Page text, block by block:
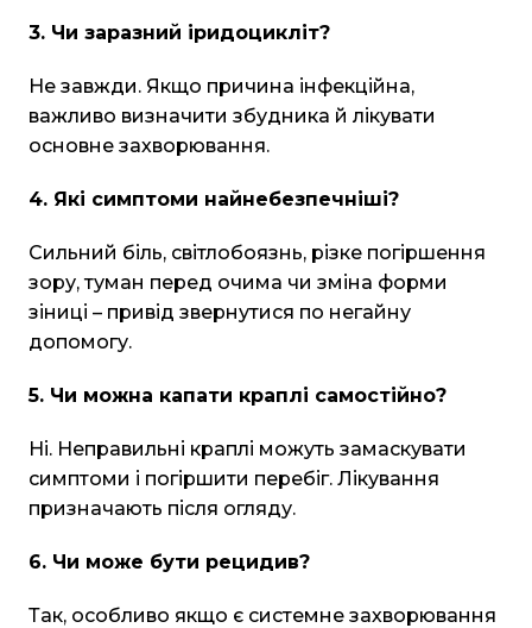
3. Чи заразний іридоцикліт?
Не завжди. Якщо причина інфекційна,
важливо визначити збудника й лікувати
основне захворювання.
4. Які симптоми найнебезпечніші?
Сильний біль, світлобоязнь, різке погіршення
зору, туман перед очима чи зміна форми
зіниці – привід звернутися по негайну
допомогу.
5. Чи можна капати краплі самостійно?
Ні. Неправильні краплі можуть замаскувати
симптоми і погіршити перебіг. Лікування
призначають після огляду.
6. Чи може бути рецидив?
Так, особливо якщо є системне захворювання